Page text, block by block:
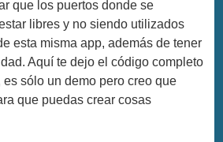
que los puertos donde se
libres y no siendo utilizados
esta misma app, además de tener
Aquí te dejo el código completo
sólo un demo pero creo que
que puedas crear cosas